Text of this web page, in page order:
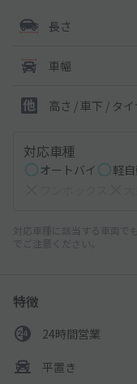
長さ
車幅
高さ / 車下 / タ
対応車種
オートバイ 軽
対応車種に該当する車両で
でご注意ください。
特徴
24時間営業
平置き